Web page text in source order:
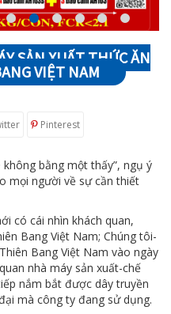
SẢN XUẤT THỨC ĂN
VIỆT NAM
Pinterest
bằng một thấy”, ngụ ý
mọi người về sự cần thiết
có cái nhìn khách quan,
Bang Việt Nam; Chúng tôi-
Bang Việt Nam vào ngày
nhà máy sản xuất-chế
nắm bắt được dây truyền
mà công ty đang sử dụng.